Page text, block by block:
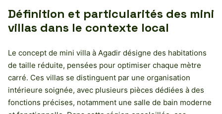
Définition et particularités des mini
villas dans le contexte local
Le concept de mini villa à Agadir désigne des habitations
de taille réduite, pensées pour optimiser chaque mètre
carré. Ces villas se distinguent par une organisation
intérieure soignée, avec plusieurs pièces dédiées à des
fonctions précises, notamment une salle de bain moderne